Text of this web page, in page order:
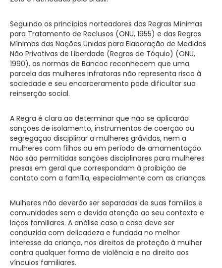
Seguindo os princípios norteadores das Regras Mínimas
para Tratamento de Reclusos (ONU, 1955) e das Regras
Mínimas das Nações Unidas para Elaboração de Medidas
Não Privativas de Liberdade (Regras de Tóquio) (ONU,
1990), as normas de Bancoc reconhecem que uma
parcela das mulheres infratoras não representa risco à
sociedade e seu encarceramento pode dificultar sua
reinserção social.
A Regra é clara ao determinar que não se aplicarão
sanções de isolamento, instrumentos de coerção ou
segregação disciplinar a mulheres grávidas, nem a
mulheres com filhos ou em período de amamentação.
Não são permitidas sanções disciplinares para mulheres
presas em geral que correspondam à proibição de
contato com a família, especialmente com as crianças.
Mulheres não deverão ser separadas de suas famílias e
comunidades sem a devida atenção ao seu contexto e
laços familiares. A análise caso a caso deve ser
conduzida com delicadeza e fundada no melhor
interesse da criança, nos direitos de proteção à mulher
contra qualquer forma de violência e no direito aos
vínculos familiares.